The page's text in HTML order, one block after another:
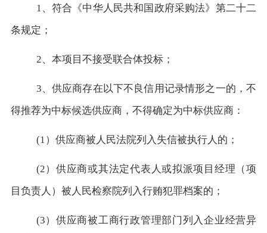
1、符合《中华人民共和国政府采购法》第二十二
条规定；
2、本项目不接受联合体投标；
3、供应商存在以下不良信用记录情形之一的，不
得推荐为中标候选供应商，不得确定为中标供应商：
(1）供应商被人民法院列入失信被执行人的；
(2）供应商或其法定代表人或拟派项目经理（项
目负责人）被人民检察院列入行贿犯罪档案的；
(3）供应商被工商行政管理部门列入企业经营异